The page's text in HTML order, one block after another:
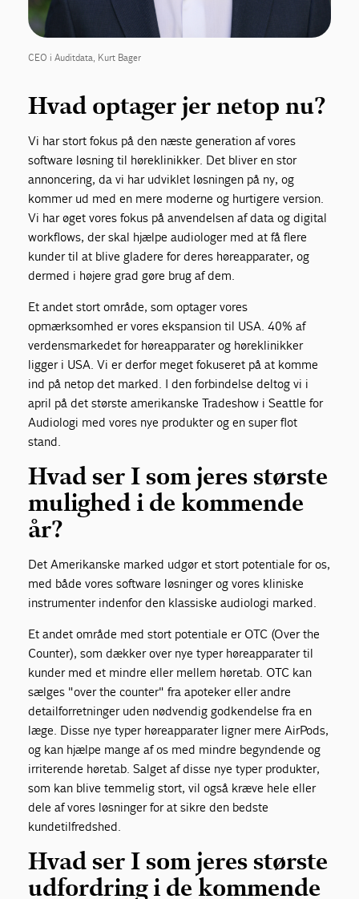
CEO i Auditdata, Kurt Bager
Hvad optager jer netop nu?
Vi har stort fokus på den næste generation af vores
software løsning til høreklinikker. Det bliver en stor
annoncering, da vi har udviklet løsningen på ny, og
kommer ud med en mere moderne og hurtigere version.
Vi har øget vores fokus på anvendelsen af data og digital
workflows, der skal hjælpe audiologer med at få flere
kunder til at blive gladere for deres høreapparater, og
dermed i højere grad gøre brug af dem.
Et andet stort område, som optager vores
opmærksomhed er vores ekspansion til USA. 40% af
verdensmarkedet for høreapparater og høreklinikker
ligger i USA. Vi er derfor meget fokuseret på at komme
ind på netop det marked. I den forbindelse deltog vi i
april på det største amerikanske Tradeshow i Seattle for
Audiologi med vores nye produkter og en super flot
stand.
Hvad ser I som jeres største
mulighed i de kommende
år?
Det Amerikanske marked udgør et stort potentiale for os,
med både vores software løsninger og vores kliniske
instrumenter indenfor den klassiske audiologi marked.
Et andet område med stort potentiale er OTC (Over the
Counter), som dækker over nye typer høreapparater til
kunder med et mindre eller mellem høretab. OTC kan
sælges "over the counter" fra apoteker eller andre
detailforretninger uden nødvendig godkendelse fra en
læge. Disse nye typer høreapparater ligner mere AirPods,
og kan hjælpe mange af os med mindre begyndende og
irriterende høretab. Salget af disse nye typer produkter,
som kan blive temmelig stort, vil også kræve hele eller
dele af vores løsninger for at sikre den bedste
kundetilfredshed.
Hvad ser I som jeres største
udfordring i de kommende